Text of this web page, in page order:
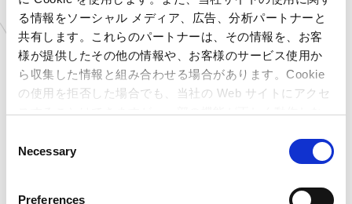
る情報をソーシャル メディア、広告、分析パートナーと
共有します。これらのパートナーは、その情報を、お客
様が提供したその他の情報や、お客様のサービス使用か
ら収集した情報と組み合わせる場合があります。Cookie
の使用を拒否した場合でも、当社の Web サイトにアクセ
スすることはできますが、一部の機能が正しく動作しな
Necessary
Preferences